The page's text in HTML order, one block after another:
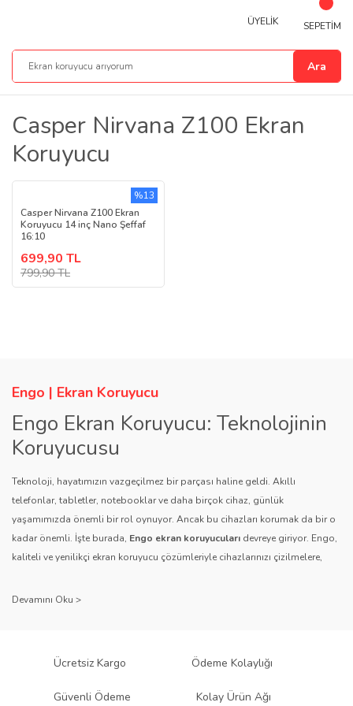
Ara
ÜYELİK SEPETİM
Casper Nirvana Z100 Ekran
Koruyucu
Casper Nirvana Z100 Ekran
Koruyucu 14 inç Nano Şeffaf
16:10
699,90 TL
799,90 TL
%13
Engo | Ekran Koruyucu
Engo Ekran Koruyucu: Teknolojinin
Koruyucusu
Teknoloji, hayatımızın vazgeçilmez bir parçası haline geldi. Akıllı
telefonlar, tabletler, notebooklar ve daha birçok cihaz, günlük
yaşamımızda önemli bir rol oynuyor. Ancak bu cihazları korumak da bir o
kadar önemli. İşte burada, Engo ekran koruyucuları devreye giriyor. Engo,
kaliteli ve yenilikçi ekran koruyucu çözümleriyle cihazlarınızı çizilmelere,
sağlıyor.
Engo ekran koruyucuları
, uzun yıllara dayanan tecrübesi ve teknolojiye
ürününü titiz bir kalite kontrol sürecinden geçirir. Kullanıcı dostu tasarımı
Ücretsiz Kargo Ödeme Kolaylığı
Güvenli Ödeme Kolay Ürün Ağı